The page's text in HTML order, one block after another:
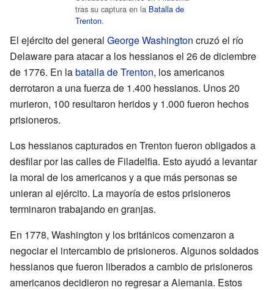
tras su captura en la Batalla de
Trenton.
El ejército del general George Washington cruzó el río
Delaware para atacar a los hessianos el 26 de diciembre
de 1776. En labatalla de Trenton, los americanos
derrotaron a una fuerza de 1.400 hessianos. Unos 20
murieron, 100 resultaron heridos y 1.000 fueron hechos
prisioneros.
Los hessianos capturados en Trenton fueron obligados a
desfilar por las calles de Filadelfia. Esto ayudó a levantar
la moral de los americanos y a que más personas se
unieran al ejército. La mayoría de estos prisioneros
terminaron trabajando en granjas.
En 1778, Washington y los británicos comenzaron a
negociar el intercambio de prisioneros. Algunos soldados
hessianos que fueron liberados a cambio de prisioneros
americanos decidieron no regresar a Alemania. Estos